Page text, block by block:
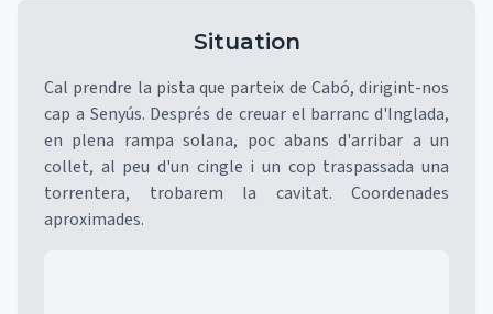
Situation
Cal prendre la pista que parteix de Cabó, dirigint-nos
cap a Senyús. Després de creuar el barranc d'Inglada,
en plena rampa solana, poc abans d'arribar a un
collet, al peu d'un cingle i un cop traspassada una
torrentera, trobarem la cavitat. Coordenades
aproximades.